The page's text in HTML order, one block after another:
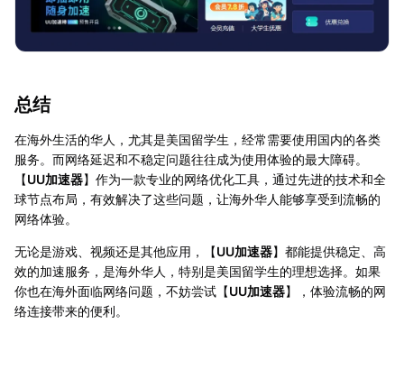
总结
在海外生活的华人，尤其是美国留学生，经常需要使用国内的各类
服务。而网络延迟和不稳定问题往往成为使用体验的最大障碍。
【UU加速器】作为一款专业的网络优化工具，通过先进的技术和全
球节点布局，有效解决了这些问题，让海外华人能够享受到流畅的
网络体验。
无论是游戏、视频还是其他应用，【UU加速器】都能提供稳定、高
效的加速服务，是海外华人，特别是美国留学生的理想选择。如果
你也在海外面临网络问题，不妨尝试【UU加速器】，体验流畅的网
络连接带来的便利。